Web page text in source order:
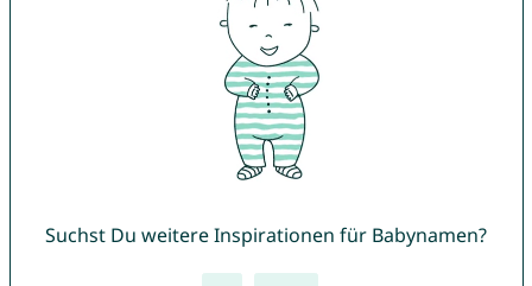
Suchst Du weitere Inspirationen für Babynamen?